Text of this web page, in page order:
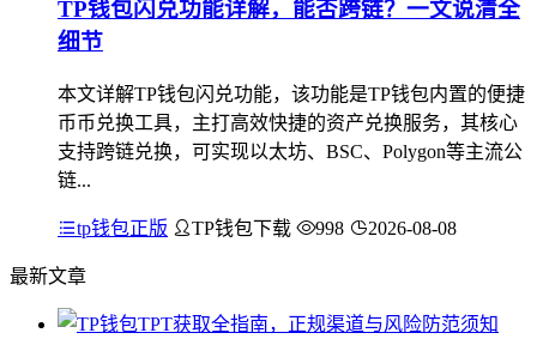
TP钱包闪兑功能详解，能否跨链？一文说清全
细节
本文详解TP钱包闪兑功能，该功能是TP钱包内置的便捷
币币兑换工具，主打高效快捷的资产兑换服务，其核心
支持跨链兑换，可实现以太坊、BSC、Polygon等主流公
链...
tp钱包正版 TP钱包下载 998 2026-08-08
最新文章